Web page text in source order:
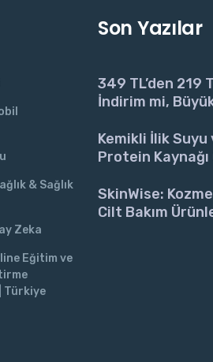
& Sağlık
Zeka
Eğitim ve
Türkiye
Son Yazılar
349 TL’den 219
İndirim mi,
Kemikli İlik Suyu
Protein
SkinWise:
Cilt Bakım